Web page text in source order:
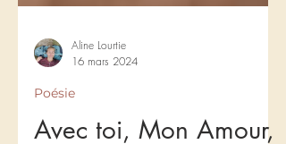
16 mars 2024
Poésie